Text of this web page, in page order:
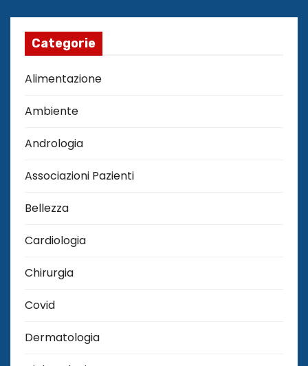
Categorie
Alimentazione
Ambiente
Andrologia
Associazioni Pazienti
Bellezza
Cardiologia
Chirurgia
Covid
Dermatologia